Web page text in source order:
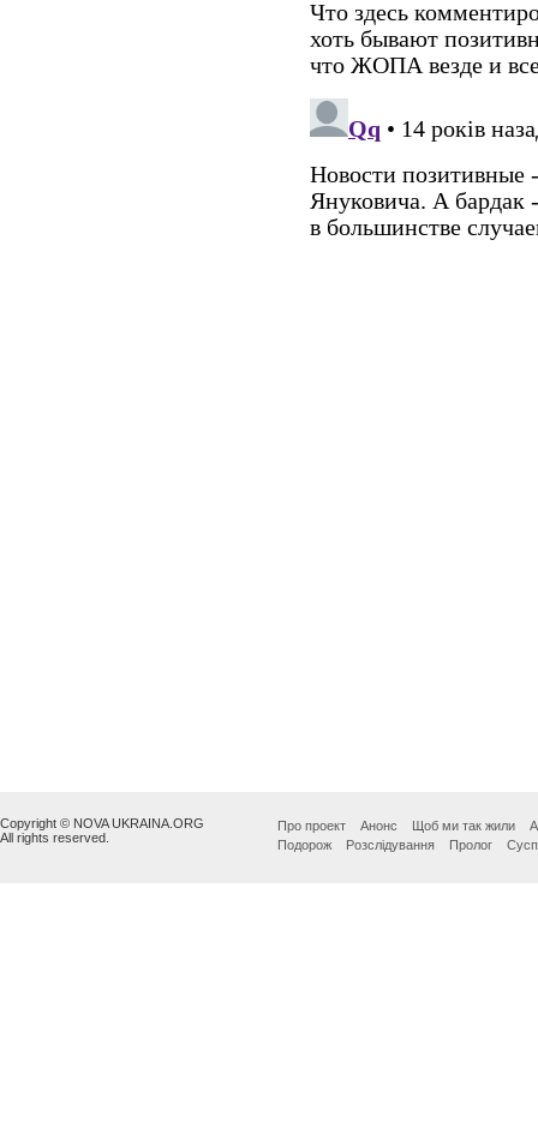
Copyright © NOVA UKRAINA.ORG
All rights reserved.
Про проект Анонс Щоб ми так жили
Подорож
Розслідування Пролог